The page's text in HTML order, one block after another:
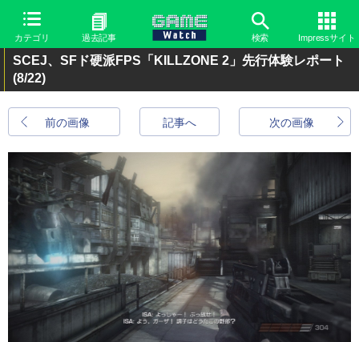
カテゴリ 過去記事 検索 Impressサイト
SCEJ、SFド硬派FPS「KILLZONE 2」先行体験レポート
(8/22)
前の画像 次の画像
記事へ